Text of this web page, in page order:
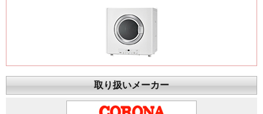
取り扱いメーカー